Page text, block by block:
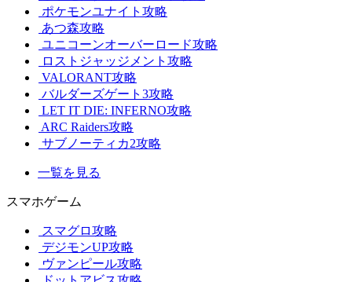
ポケモンユナイト攻略
あつ森攻略
ユニコーンオーバーロード攻略
ロストジャッジメント攻略
VALORANT攻略
バルダーズゲート3攻略
LET IT DIE: INFERNO攻略
ARC Raiders攻略
サブノーティカ2攻略
一覧を見る
スマホゲーム
スマグロ攻略
デジモンUP攻略
ヴァンピール攻略